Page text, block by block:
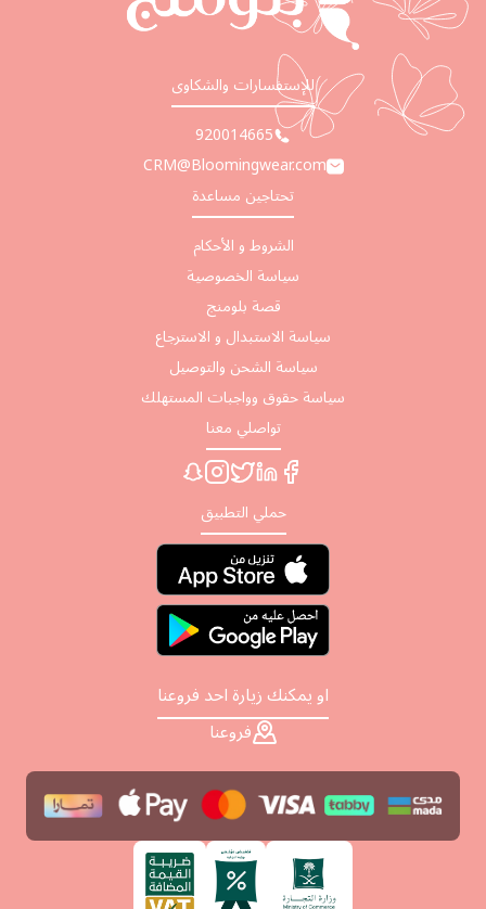
للإستفسارات والشكاوى
920014665
CRM@Bloomingwear.com
تحتاجين مساعدة
الشروط و الأحكام
سياسة الخصوصية
قصة بلومنج
سياسة الاستبدال و الاسترجاع
سياسة الشحن والتوصيل
سياسة حقوق وواجبات المستهلك
تواصلي معنا
حملي التطبيق
او يمكنك زيارة احد فروعنا
فروعنا